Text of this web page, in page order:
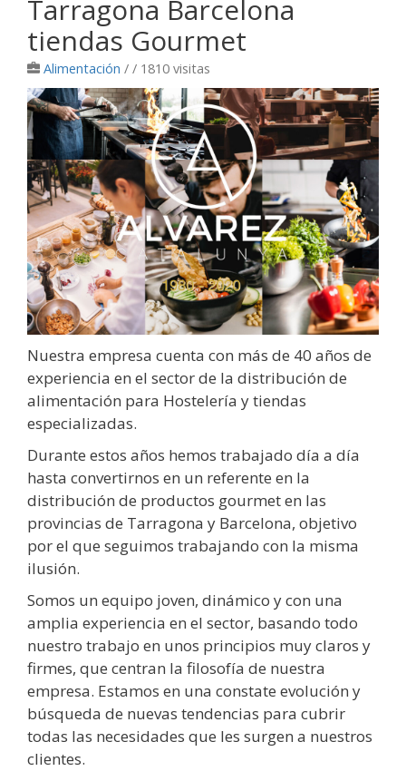
Tarragona Barcelona
tiendas Gourmet
Alimentación / / 1810 visitas
Nuestra empresa cuenta con más de 40 años de
experiencia en el sector de la distribución de
alimentación para Hostelería y tiendas
especializadas.
Durante estos años hemos trabajado día a día
hasta convertirnos en un referente en la
distribución de productos gourmet en las
provincias de Tarragona y Barcelona, objetivo
por el que seguimos trabajando con la misma
ilusión.
Somos un equipo joven, dinámico y con una
amplia experiencia en el sector, basando todo
nuestro trabajo en unos principios muy claros y
firmes, que centran la filosofía de nuestra
empresa. Estamos en una constate evolución y
búsqueda de nuevas tendencias para cubrir
todas las necesidades que les surgen a nuestros
clientes.